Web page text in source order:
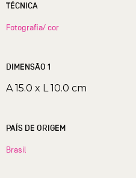
TÉCNICA
Fotografia/ cor
DIMENSÃO 1
A 15.0 x L 10.0 cm
PAÍS DE ORIGEM
Brasil